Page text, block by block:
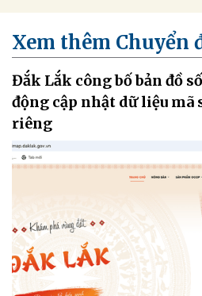
Xem thêm Chuyển
Đắk Lắk công bố bản đồ
động cập nhật dữ liệu mã
riêng